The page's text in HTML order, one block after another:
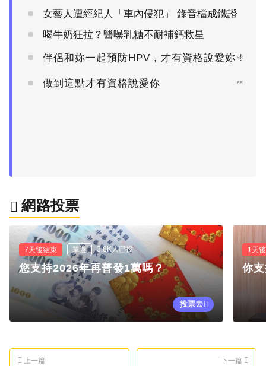
女藝人遭經紀人「車內侵犯」 錄音檔成鐵證
喝牛奶狂拉？醫曝乳糖不耐補鈣救星
伴侶和妳一起預防HPV，才有資格說愛妳！
PR
做到這點才有資格說愛你 PR
網路投票
7天後結束 單選 3.8K人已投
您支持2026年再普發1萬嗎？
投票去
1天
你
上一篇 下一篇